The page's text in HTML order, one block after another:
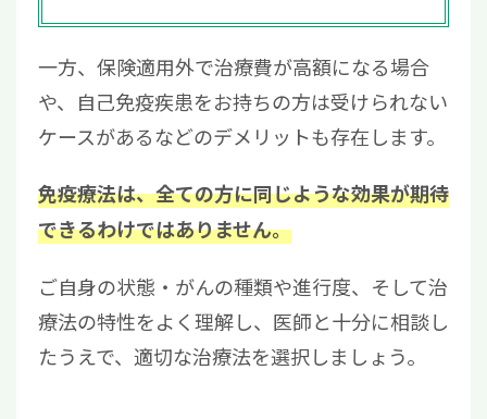
一方、保険適用外で治療費が高額になる場合
や、自己免疫疾患をお持ちの方は受けられない
ケースがあるなどのデメリットも存在します。
免疫療法は、全ての方に同じような効果が期待
できるわけではありません。
ご自身の状態・がんの種類や進行度、そして治
療法の特性をよく理解し、医師と十分に相談し
たうえで、適切な治療法を選択しましょう。